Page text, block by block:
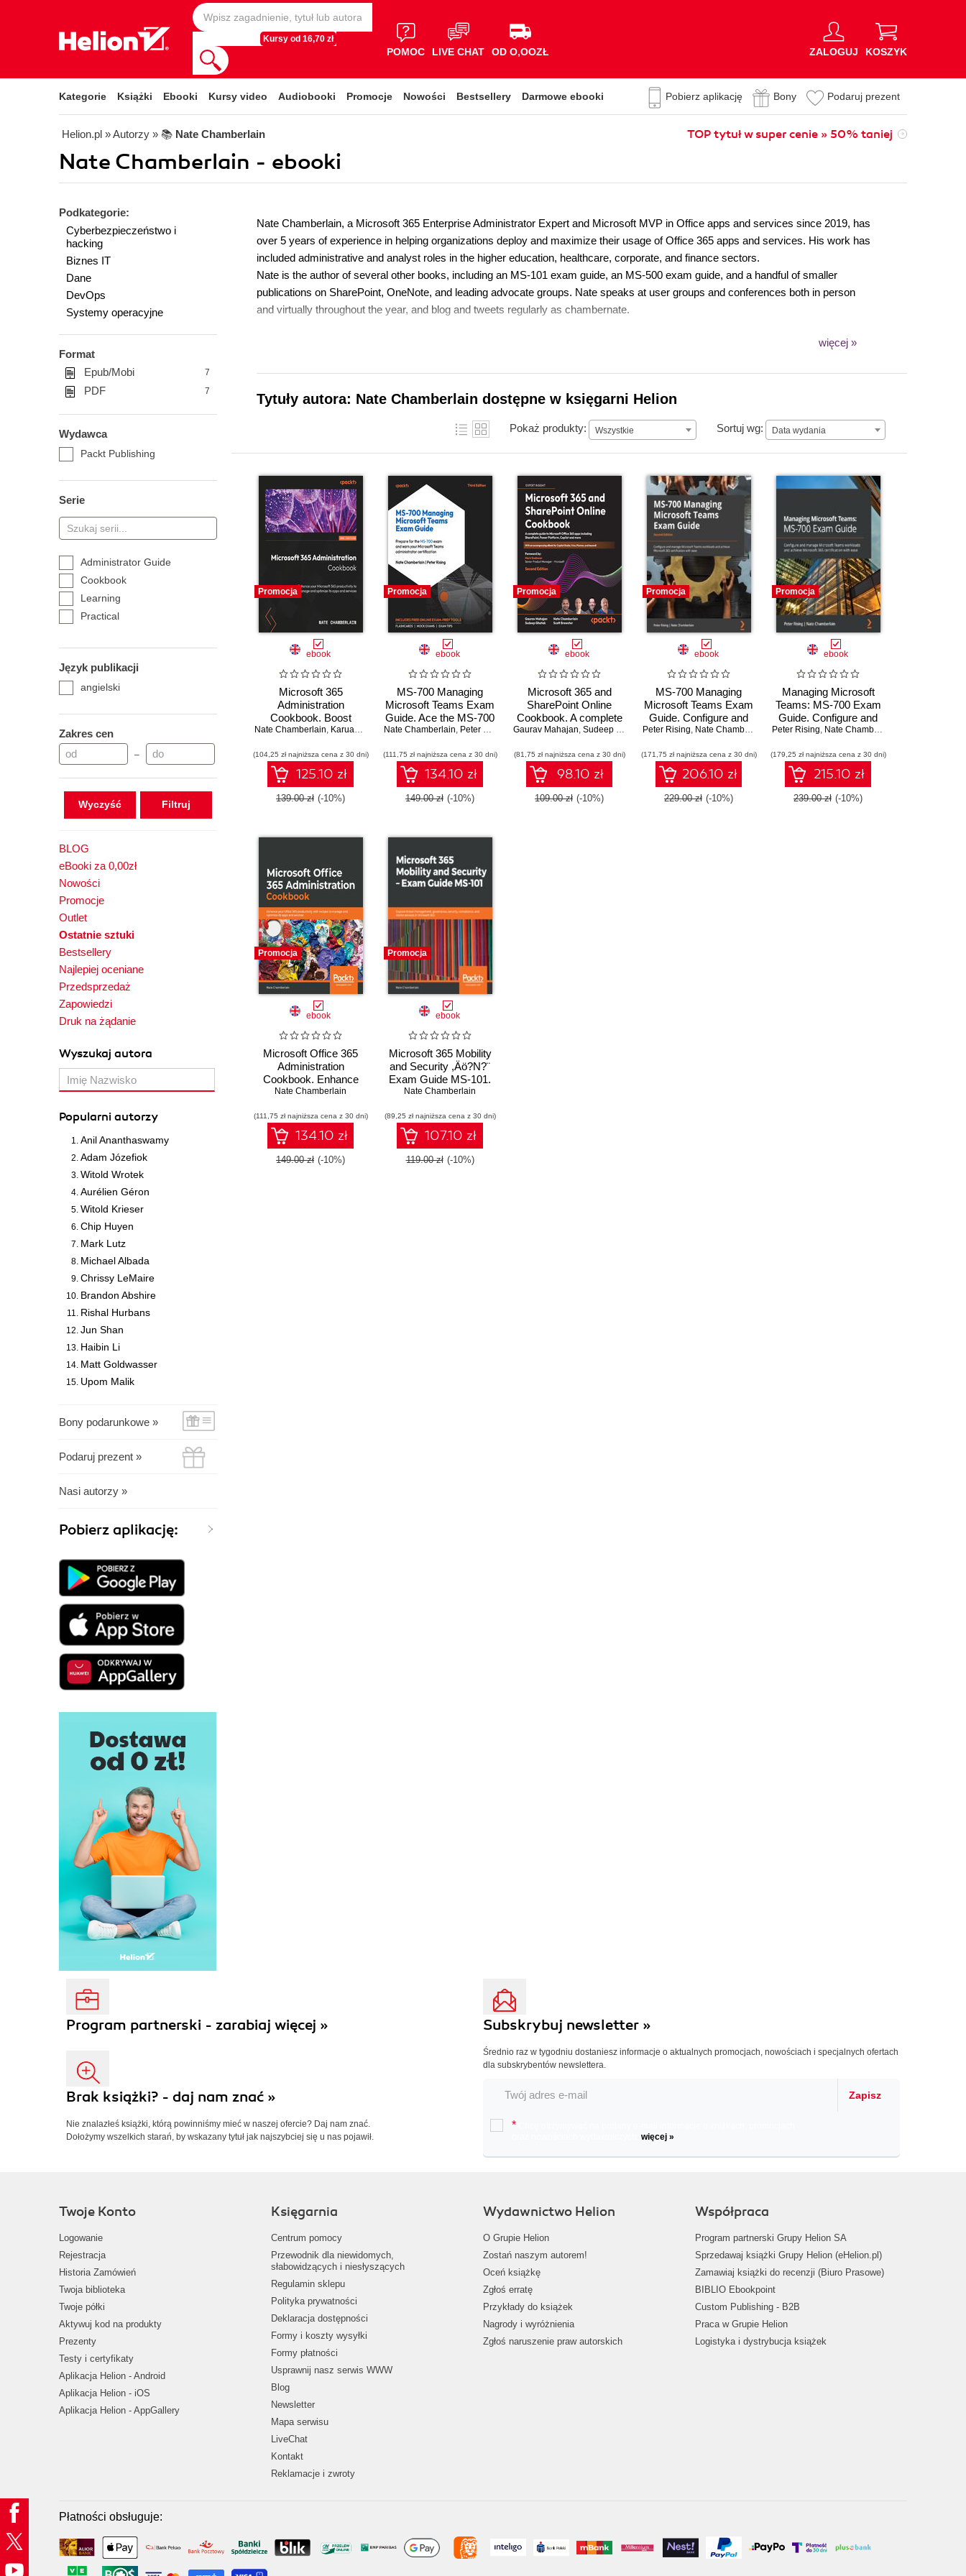
Kursy od 16,70 zł
POMOC LIVE CHAT OD O,OOZŁ ZALOGUJ KOSZYK
Kategorie Książki Ebooki Kursy video Audiobooki Promocje Nowości Bestsellery Darmowe ebooki Pobierz aplikację Bony Podaruj prezent
Helion.pl » Autorzy » 📚 Nate Chamberlain TOP tytuł w super cenie » 50% taniej
Nate Chamberlain - ebooki
Podkategorie:
Cyberbezpieczeństwo i
hacking
Biznes IT
Dane
DevOps
Systemy operacyjne
Format
Epub/Mobi
7
PDF 7
Wydawca
Packt Publishing
Serie
Administrator Guide
Cookbook
Learning
Practical
Język publikacji
angielski
Zakres cen
–
Wyczyść
BLOG
eBooki za 0,00zł
Nowości
Promocje
Outlet
Ostatnie sztuki
Bestsellery
Najlepiej oceniane
Przedsprzedaż
Zapowiedzi
Druk na żądanie
Wyszukaj autora
Popularni autorzy
Anil Ananthaswamy
Adam Józefiok
Witold Wrotek
Aurélien Géron
Witold Krieser
Chip Huyen
Mark Lutz
Michael Albada
Chrissy LeMaire
Brandon Abshire
Rishal Hurbans
Jun Shan
Haibin Li
Matt Goldwasser
Upom Malik
Bony podarunkowe »
Podaruj prezent »
Nasi autorzy »
Pobierz aplikację:
Nate Chamberlain, a Microsoft 365 Enterprise Administrator Expert and Microsoft MVP in Office apps and services since 2019, has
over 5 years of experience in helping organizations deploy and maximize their usage of Office 365 apps and services. His work has
included administrative and analyst roles in the higher education, healthcare, corporate, and finance sectors.
Nate is the author of several other books, including an MS-101 exam guide, an MS-500 exam guide, and a handful of smaller
publications on SharePoint, OneNote, and leading advocate groups. Nate speaks at user groups and conferences both in person
and virtually throughout the year, and blog and tweets regularly as chambernate.
więcej »
Tytuły autora: Nate Chamberlain dostępne w księgarni Helion
Pokaż produkty: Wszystkie Sortuj wg: Data wydania
Data wydania
Promocja
ebook
Microsoft 365
Administration
Cookbook. Boost
efficiency, automate
compliance with expert
admin recipes - Second
Edition
Nate Chamberlain, Karuana Gatimu
(104,25 zł najniższa cena z 30 dni)
125.10 zł
139.00 zł (-10%)
Promocja
ebook
MS-700 Managing
Microsoft Teams Exam
Guide. Ace the MS-700
exam and become a
Teams Administrator -
Third Edition
Nate Chamberlain, Peter Rising
(111,75 zł najniższa cena z 30 dni)
134.10 zł
149.00 zł (-10%)
Promocja
ebook
Microsoft 365 and
SharePoint Online
Cookbook. A complete
guide to Microsoft
including SharePoint,
Power Platform, Copilot
and more - Second
Edition
Gaurav Mahajan, Sudeep Ghatak ,Nate Chamberlain,Scott Brewster,Mark Kashman
(81,75 zł najniższa cena z 30 dni)
98.10 zł
109.00 zł (-10%)
Promocja
ebook
MS-700 Managing
Microsoft Teams Exam
Guide. Configure and
manage Microsoft
achieve Microsoft 365
certification with ease -
Second Edition
Peter Rising, Nate Chamberlain
(171,75 zł najniższa cena z 30 dni)
206.10 zł
229.00 zł (-10%)
Promocja
ebook
Managing Microsoft
Teams: MS-700 Exam
Guide. Configure and
manage Microsoft
achieve Microsoft 365
certification with ease
Peter Rising, Nate Chamberlain
(179,25 zł najniższa cena z 30 dni)
215.10 zł
239.00 zł (-10%)
Promocja
ebook
Microsoft Office 365
Administration
Cookbook. Enhance
your Office 365
recipes to manage and
optimize its apps and
services
Nate Chamberlain
(111,75 zł najniższa cena z 30 dni)
134.10 zł
149.00 zł (-10%)
Promocja
ebook
Microsoft 365 Mobility
and Security ,Äö?N?¨
Exam Guide MS-101.
Explore threat
governance, security,
compliance, and device
services in Microsoft
365
Nate Chamberlain
(89,25 zł najniższa cena z 30 dni)
107.10 zł
119.00 zł (-10%)
Program partnerski - zarabiaj więcej »
Brak książki? - daj nam znać »
Nie znalazłeś książki, którą powinniśmy mieć w naszej ofercie? Daj nam znać.
Dołożymy wszelkich starań, by wskazany tytuł jak najszybciej się u nas pojawił.
Subskrybuj newsletter »
Średnio raz w tygodniu dostaniesz informacje o aktualnych promocjach, nowościach i specjalnych ofertach
dla subskrybentów newslettera.
Zapisz
*
więcej »
Twoje Konto
Logowanie
Rejestracja
Historia Zamówień
Twoja biblioteka
Twoje półki
Aktywuj kod na produkty
Prezenty
Testy i certyfikaty
Aplikacja Helion - Android
Aplikacja Helion - iOS
Aplikacja Helion - AppGallery
Księgarnia
Centrum pomocy
Przewodnik dla niewidomych,
słabowidzących i niesłyszących
Regulamin sklepu
Polityka prywatności
Deklaracja dostępności
Formy i koszty wysyłki
Formy płatności
Usprawnij nasz serwis WWW
Blog
Newsletter
Mapa serwisu
LiveChat
Kontakt
Reklamacje i zwroty
Wydawnictwo Helion
O Grupie Helion
Zostań naszym autorem!
Oceń książkę
Zgłoś erratę
Przykłady do książek
Nagrody i wyróżnienia
Zgłoś naruszenie praw autorskich
Współpraca
Program partnerski Grupy Helion SA
Sprzedawaj książki Grupy Helion (eHelion.pl)
Zamawiaj książki do recenzji (Biuro Prasowe)
BIBLIO Ebookpoint
Custom Publishing - B2B
Praca w Grupie Helion
Logistyka i dystrybucja książek
Płatności obsługuje: